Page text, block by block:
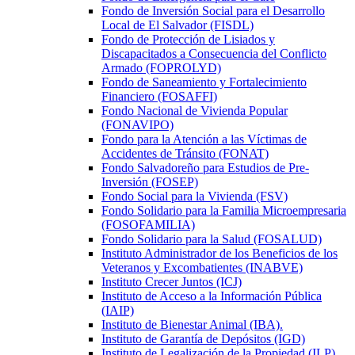
Fondo de Inversión Social para el Desarrollo
Local de El Salvador (FISDL)
Fondo de Protección de Lisiados y
Discapacitados a Consecuencia del Conflicto
Armado (FOPROLYD)
Fondo de Saneamiento y Fortalecimiento
Financiero (FOSAFFI)
Fondo Nacional de Vivienda Popular
(FONAVIPO)
Fondo para la Atención a las Víctimas de
Accidentes de Tránsito (FONAT)
Fondo Salvadoreño para Estudios de Pre-
Inversión (FOSEP)
Fondo Social para la Vivienda (FSV)
Fondo Solidario para la Familia Microempresaria
(FOSOFAMILIA)
Fondo Solidario para la Salud (FOSALUD)
Instituto Administrador de los Beneficios de los
Veteranos y Excombatientes (INABVE)
Instituto Crecer Juntos (ICJ)
Instituto de Acceso a la Información Pública
(IAIP)
Instituto de Bienestar Animal (IBA).
Instituto de Garantía de Depósitos (IGD)